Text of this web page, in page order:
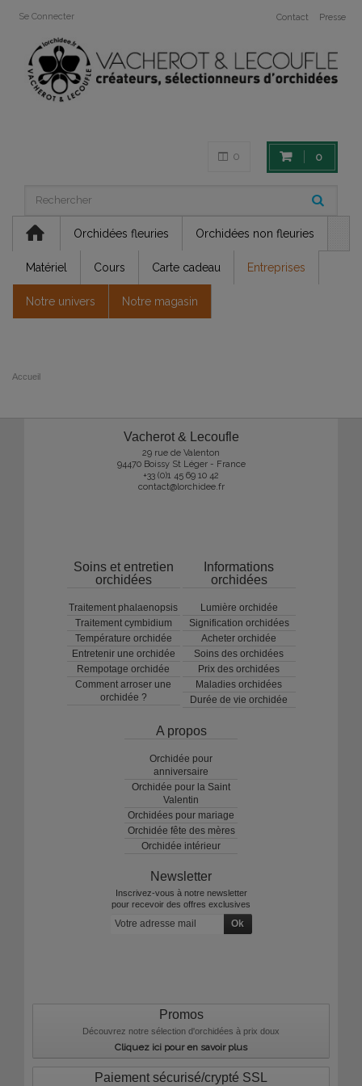
Contact Presse
Se Connecter
0
0
Orchidées fleuries Orchidées non fleuries
Matériel Cours Carte cadeau Entreprises
Notre univers Notre magasin
Accueil
Vacherot & Lecoufle
29 rue de Valenton
94470 Boissy St Léger - France
+33 (0)1 45 69 10 42
contact@lorchidee.fr
Soins et entretien
orchidées
Traitement phalaenopsis
Traitement cymbidium
Température orchidée
Entretenir une orchidée
Rempotage orchidée
Comment arroser une
orchidée ?
Informations
orchidées
Lumière orchidée
Signification orchidées
Acheter orchidée
Soins des orchidées
Prix des orchidées
Maladies orchidées
Durée de vie orchidée
A propos
Orchidée pour
anniversaire
Orchidée pour la Saint
Valentin
Orchidées pour mariage
Orchidée fête des mères
Orchidée intérieur
Newsletter
Inscrivez-vous à notre newsletter
pour recevoir des offres exclusives
Promos
Découvrez notre sélection d'orchidées à prix doux
Cliquez ici pour en savoir plus
Paiement sécurisé/crypté SSL